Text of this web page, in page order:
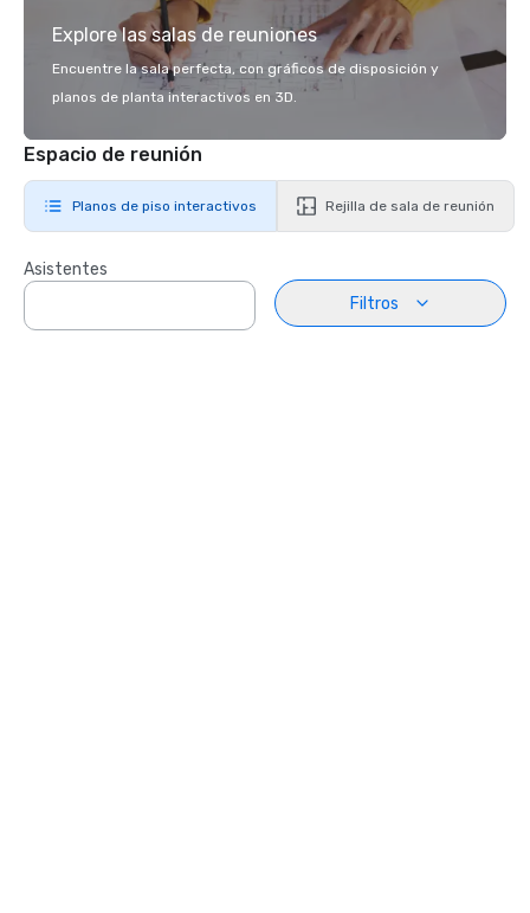
Explore las salas de reuniones
Encuentre la sala perfecta, con gráficos de disposición y
planos de planta interactivos en 3D.
Espacio de reunión
Planos de piso interactivos Rejilla de sala de reunión
Asistentes
Filtros